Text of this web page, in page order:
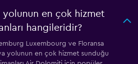
en çok hizmet
hangileridir?
Luxembourg ve Floransa
yolunun en çok hizmet sunduğu